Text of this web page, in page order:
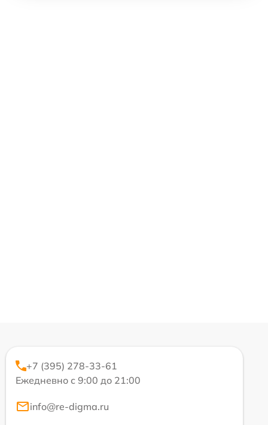
+7 (395) 278-33-61
Ежедневно с 9:00 до 21:00
info@re-digma.ru